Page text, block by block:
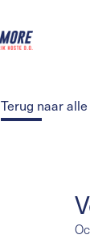
Terug naar